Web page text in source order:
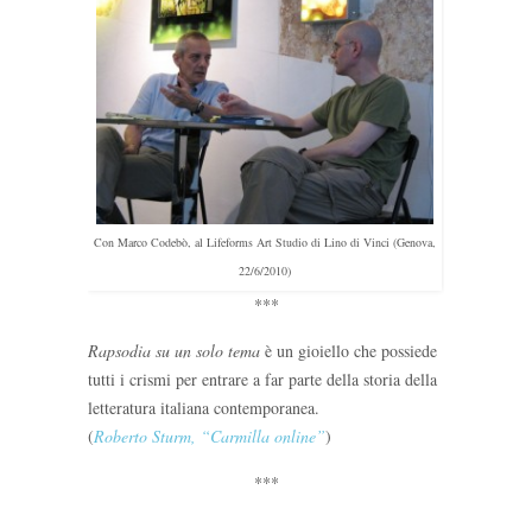
Con Marco Codebò, al Lifeforms Art Studio di Lino di Vinci (Genova,
22/6/2010)
***
Rapsodia su un solo tema è un gioiello che possiede
tutti i crismi per entrare a far parte della storia della
letteratura italiana contemporanea.
(Roberto Sturm, “Carmilla online”)
***